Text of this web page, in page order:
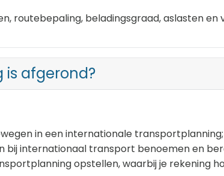
routebepaling, beladingsgraad, aslasten en
is afgerond?
in een internationale transportplanning;
bij internationaal transport benoemen en
opstellen, waarbij je rekening